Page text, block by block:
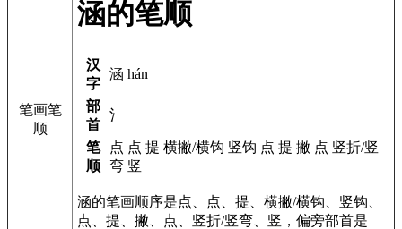
笔画笔
顺
涵的笔顺
汉
字
涵 hán
部
首
氵
笔
顺
点 点 提 横撇/横钩 竖钩 点 提 撇 点 竖折/竖
弯 竖
涵的笔画顺序是点、点、提、横撇/横钩、竖钩、
点、提、撇、点、竖折/竖弯、竖，偏旁部首是